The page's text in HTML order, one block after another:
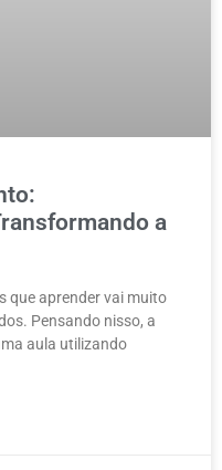
a
que aprender vai muito
Pensando nisso, a
aula utilizando